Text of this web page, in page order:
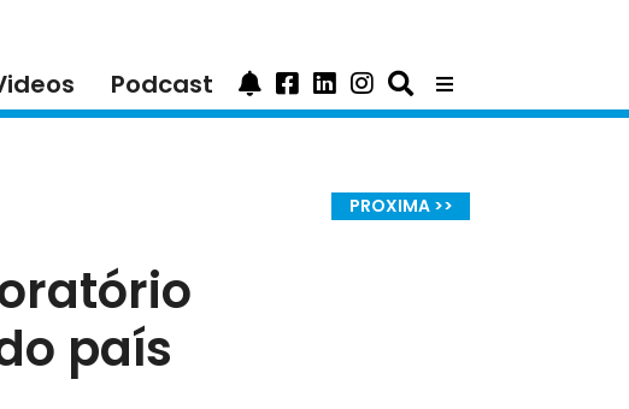
Podcast
PROXIMA >>
país